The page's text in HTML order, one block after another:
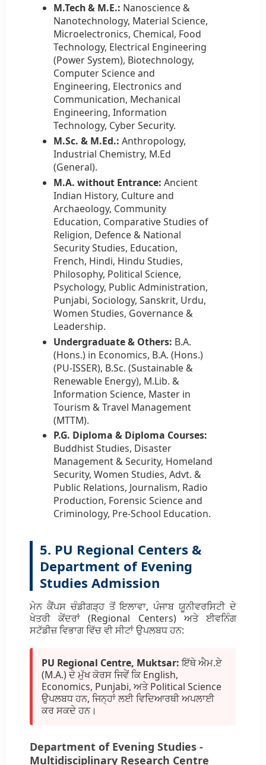
M.Tech & M.E.: Nanoscience &
Nanotechnology, Material Science,
Microelectronics, Chemical, Food
Technology, Electrical Engineering
(Power System), Biotechnology,
Computer Science and
Engineering, Electronics and
Communication, Mechanical
Engineering, Information
Technology, Cyber Security.
M.Sc. & M.Ed.: Anthropology,
Industrial Chemistry, M.Ed
(General).
M.A. without Entrance: Ancient
Indian History, Culture and
Archaeology, Community
Education, Comparative Studies of
Religion, Defence & National
Security Studies, Education,
French, Hindi, Hindu Studies,
Philosophy, Political Science,
Psychology, Public Administration,
Punjabi, Sociology, Sanskrit, Urdu,
Women Studies, Governance &
Leadership.
Undergraduate & Others: B.A.
(Hons.) in Economics, B.A. (Hons.)
(PU-ISSER), B.Sc. (Sustainable &
Renewable Energy), M.Lib. &
Information Science, Master in
Tourism & Travel Management
(MTTM).
P.G. Diploma & Diploma Courses:
Buddhist Studies, Disaster
Management & Security, Homeland
Security, Women Studies, Advt. &
Public Relations, Journalism, Radio
Production, Forensic Science and
Criminology, Pre-School Education.
5. PU Regional Centers &
Department of Evening
Studies Admission
ਮੇਨ ਕੈਂਪਸ ਚੰਡੀਗੜ੍ਹ ਤੋਂ ਇਲਾਵਾ, ਪੰਜਾਬ ਯੂਨੀਵਰਸਿਟੀ ਦੇ
ਖੇਤਰੀ ਕੇਂਦਰਾਂ (Regional Centers) ਅਤੇ ਈਵਨਿੰਗ
ਸਟੱਡੀਜ਼ ਵਿਭਾਗ ਵਿੱਚ ਵੀ ਸੀਟਾਂ ਉਪਲਬਧ ਹਨ:
PU Regional Centre, Muktsar:ਇੱਥੇ ਐਮ.ਏ
(M.A.) ਦੇ ਮੁੱਖ ਕੋਰਸ ਜਿਵੇਂ ਕਿ English,
Economics, Punjabi, ਅਤੇ Political Science
ਉਪਲਬਧ ਹਨ, ਜਿਨ੍ਹਾਂ ਲਈ ਵਿਦਿਆਰਥੀ ਅਪਲਾਈ
ਕਰ ਸਕਦੇ ਹਨ।
Department of Evening Studies -
Multidisciplinary Research Centre